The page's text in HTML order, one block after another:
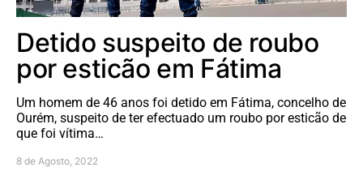
Detido suspeito de roubo
por esticão em Fátima
Um homem de 46 anos foi detido em Fátima, concelho de
Ourém, suspeito de ter efectuado um roubo por esticão de
que foi vítima…
8 de Agosto, 2022